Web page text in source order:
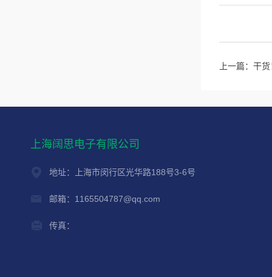
上一篇： 干货
上海阔思电子有限公司
地址：上海市闵行区光华路188号3-6号
邮箱：1165504787@qq.com
传真：